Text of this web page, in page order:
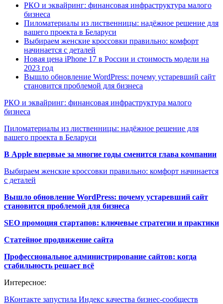
РКО и эквайринг: финансовая инфраструктура малого
бизнеса
Пиломатериалы из лиственницы: надёжное решение для
вашего проекта в Беларуси
Выбираем женские кроссовки правильно: комфорт
начинается с деталей
Новая цена iPhone 17 в России и стоимость модели на
2023 год
Вышло обновление WordPress: почему устаревший сайт
становится проблемой для бизнеса
РКО и эквайринг: финансовая инфраструктура малого
бизнеса
Пиломатериалы из лиственницы: надёжное решение для
вашего проекта в Беларуси
В Apple впервые за многие годы сменится глава компании
Выбираем женские кроссовки правильно: комфорт начинается
с деталей
Вышло обновление WordPress: почему устаревший сайт
становится проблемой для бизнеса
SEO промоция стартапов: ключевые стратегии и практики
Статейное продвижение сайта
Профессиональное администрирование сайтов: когда
стабильность решает всё
Интересное:
ВКонтакте запустила Индекс качества бизнес-сообществ